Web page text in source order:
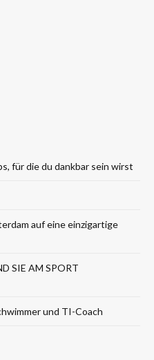
für die du dankbar sein wirst
auf eine einzigartige
SIE AM SPORT
und TI-Coach